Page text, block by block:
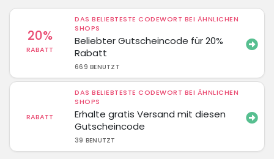
20%
RABATT
DAS BELIEBTESTE CODEWORT BEI ÄHNLICHEN
SHOPS
Beliebter Gutscheincode für 20%
Rabatt
669 BENUTZT
RABATT
DAS BELIEBTESTE CODEWORT BEI ÄHNLICHEN
SHOPS
Erhalte gratis Versand mit diesen
Gutscheincode
39 BENUTZT